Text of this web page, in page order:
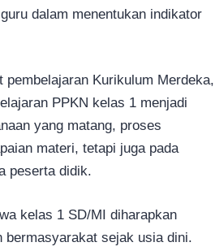
dalam menentukan indikator
pembelajaran Kurikulum Merdeka,
PPKN kelas 1 menjadi
yang matang, proses
materi, tetapi juga pada
peserta didik.
kelas 1 SD/MI diharapkan
bermasyarakat sejak usia dini.